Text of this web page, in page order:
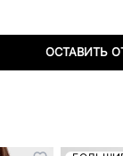
ОСТАВИТЬ